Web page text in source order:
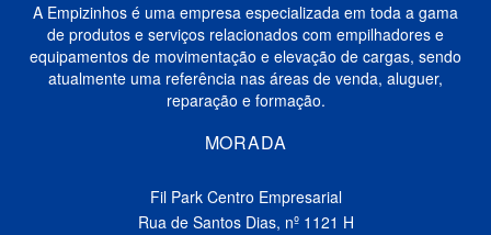
A Empizinhos é uma empresa especializada em toda a gama
de produtos e serviços relacionados com empilhadores e
equipamentos de movimentação e elevação de cargas, sendo
atualmente uma referência nas áreas de venda, aluguer,
reparação e formação.
MORADA
Fil Park Centro Empresarial
Rua de Santos Dias, nº 1121 H